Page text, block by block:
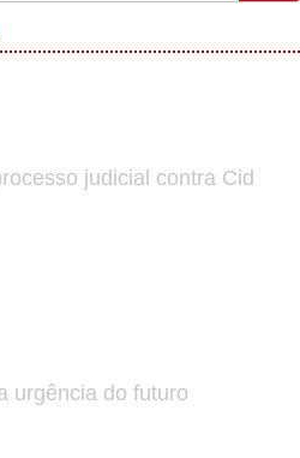
judicial contra Cid
urgência do futuro